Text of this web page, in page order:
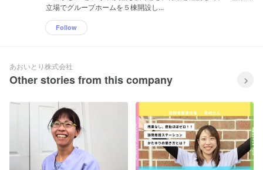
立場でグループホームを５棟開設し...
Follow
あおいとり株式会社
Other stories from this company